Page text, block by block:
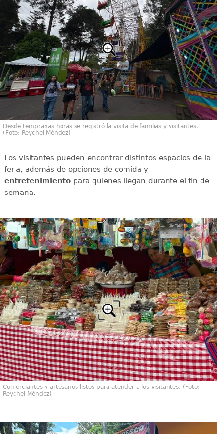
Desde tempranas horas se registró la visita de familias y visitantes.
(Foto: Reychel Méndez)
Los visitantes pueden encontrar distintos espacios de la
feria, además de opciones de comida y
entretenimientopara quienes llegan durante el fin de
semana.
Comerciantes y artesanos listos para atender a los visitantes. (Foto:
Reychel Méndez)